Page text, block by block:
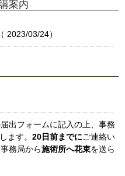
案内
（ 2023/03/24）
出フォームに記入の上、事務
ます。20日前までにご連絡い
務局から施術所へ花束を送ら